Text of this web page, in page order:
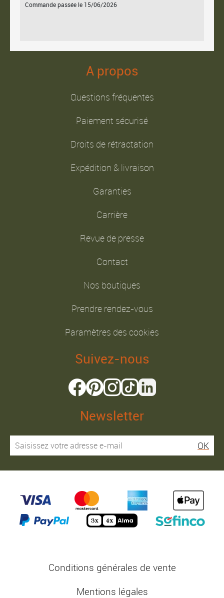
Commande passée le 15/06/2026
A propos
Questions fréquentes
Paiement sécurisé
Droits de rétractation
Expédition & livraison
Garanties
Carrière
Revue de presse
Contact
Nos boutiques
Prendre rendez-vous
Paramètres des cookies
Suivez-nous
Newsletter
OK
Conditions générales de vente
Mentions légales